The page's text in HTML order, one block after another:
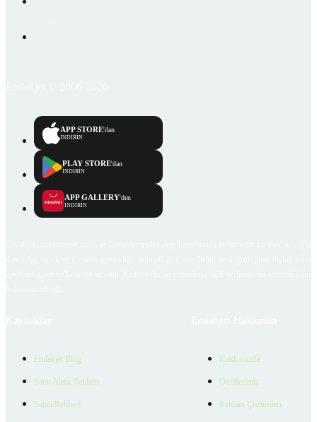
APP STORE'dan
İNDİRİN
PLAY STORE'dan
İNDİRİN
APP GALLERY'den
İNDİRİN
Emlakjet Blog
Satın Alma Rehberi
Satıcı Rehberi
Hakkımızda
Ödüllerimiz
Reklam Çözümleri